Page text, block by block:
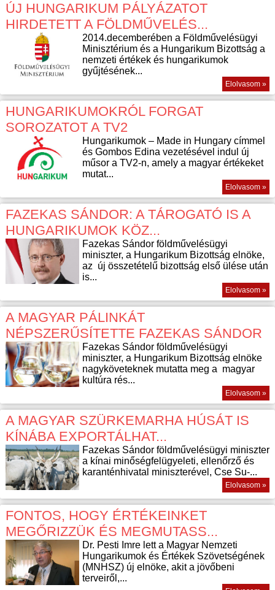
ÚJ HUNGARIKUM PÁLYÁZATOT
HIRDETETT A FÖLDMŰVELÉS...
2014.decemberében a Földművelésügyi
Minisztérium és a Hungarikum Bizottság a
nemzeti értékek és hungarikumok
gyűjtésének...
Elolvasom »
HUNGARIKUMOKRÓL FORGAT
SOROZATOT A TV2
Hungarikumok – Made in Hungary címmel
és Gombos Edina vezetésével indul új
műsor a TV2-n, amely a magyar értékeket
mutat...
Elolvasom »
FAZEKAS SÁNDOR: A TÁROGATÓ IS A
HUNGARIKUMOK KÖZ...
Fazekas Sándor földművelésügyi
miniszter, a Hungarikum Bizottság elnöke,
az új összetételű bizottság első ülése után
is...
Elolvasom »
A MAGYAR PÁLINKÁT
NÉPSZERŰSÍTETTE FAZEKAS SÁNDOR
Fazekas Sándor földművelésügyi
miniszter, a Hungarikum Bizottság elnöke
nagyköveteknek mutatta meg a magyar
kultúra rés...
Elolvasom »
A MAGYAR SZÜRKEMARHA HÚSÁT IS
KÍNÁBA EXPORTÁLHAT...
Fazekas Sándor földművelésügyi miniszter
a kínai minőségfelügyeleti, ellenőrző és
karanténhivatal miniszterével, Cse Su-...
Elolvasom »
FONTOS, HOGY ÉRTÉKEINKET
MEGŐRIZZÜK ÉS MEGMUTASS...
Dr. Pesti Imre lett a Magyar Nemzeti
Hungarikumok és Értékek Szövetségének
(MNHSZ) új elnöke, akit a jövőbeni
terveiről,...